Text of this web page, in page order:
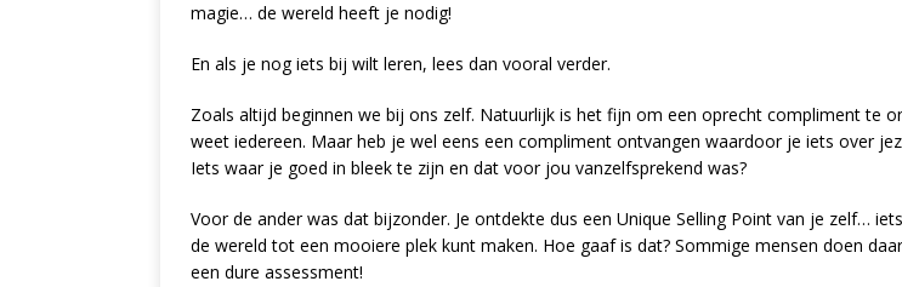
magie… de wereld heeft je nodig!
En als je nog iets bij wilt leren, lees dan vooral verder.
Zoals altijd beginnen we bij ons zelf. Natuurlijk is het fijn om een oprecht compliment te
weet iedereen. Maar heb je wel eens een compliment ontvangen waardoor je iets over
Iets waar je goed in bleek te zijn en dat voor jou vanzelfsprekend was?
Voor de ander was dat bijzonder. Je ontdekte dus een Unique Selling Point van je zelf…
de wereld tot een mooiere plek kunt maken. Hoe gaaf is dat? Sommige mensen doen
een dure assessment!